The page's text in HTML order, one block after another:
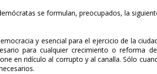
se formulan, preocupados, la
y esencial para el ejercicio de la
para cualquier crecimiento o reforma
en ridículo al corrupto y al canalla. Sólo